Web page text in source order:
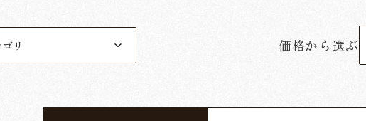
価格から選ぶ